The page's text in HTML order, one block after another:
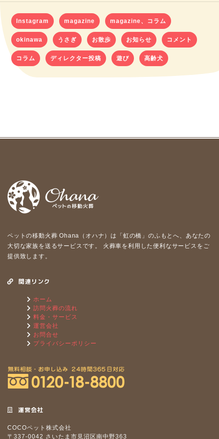
Instagram magazine magazine、コラム
okinawa うさぎ お散歩 お知らせ コメント
コラム ディレクター投稿 遊び 高齢犬
ペットの移動⽕葬 Ohana（オハナ）は「虹の橋」のふもとへ、あなたの
⼤切な家族を送るサービスです。 ⽕葬⾞を利⽤した便利なサービスをご
提供致します。
関連リンク
ホーム
訪問火葬の流れ
料金・サービス
運営会社
お問合せ
プライバシーポリシー
運営会社
COCOペット株式会社
〒337-0042 さいたま市見沼区南中野363